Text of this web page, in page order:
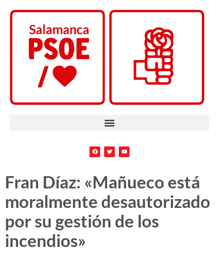
Fran Díaz: «Mañueco está
moralmente desautorizado
por su gestión de los
incendios»